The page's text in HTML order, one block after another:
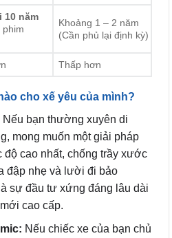
10 năm
phim
Khoảng 1 – 2 năm
(Cần phủ lại định kỳ)
Thấp hơn
cho xế yêu của mình?
Nếu bạn thường xuyên di
mong muốn một giải pháp
độ cao nhất, chống trầy xước
đập nhẹ và lười đi bảo
sự đầu tư xứng đáng lâu dài
cao cấp.
Nếu chiếc xe của bạn chủ